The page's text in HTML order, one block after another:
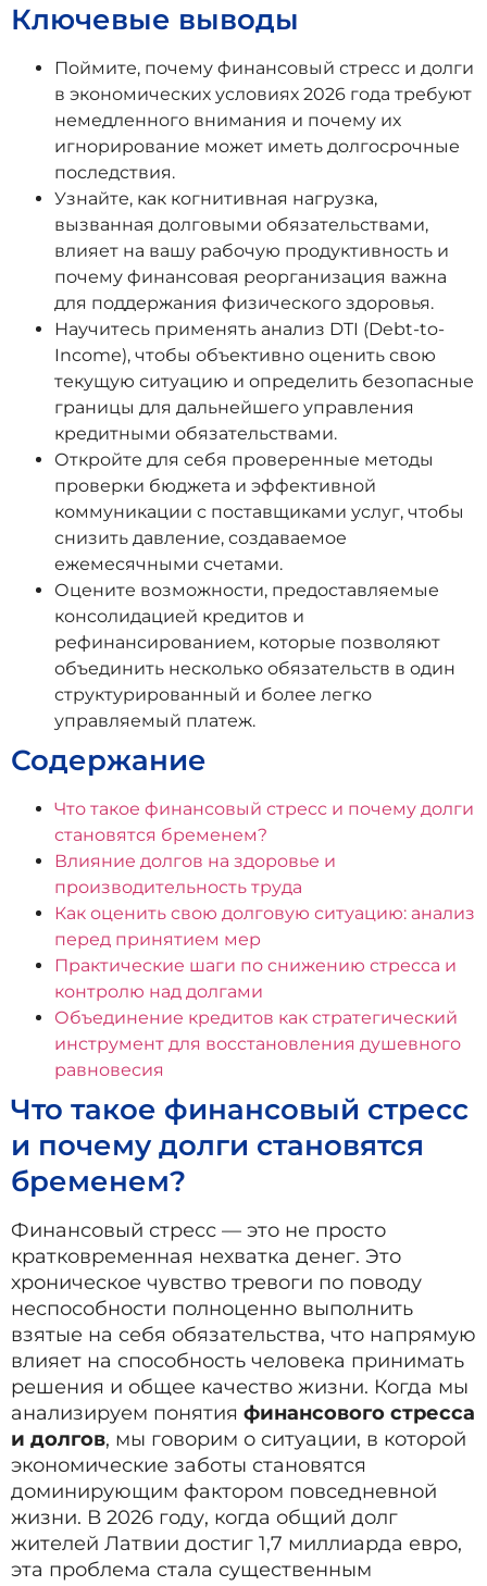
Ключевые выводы
Поймите, почему финансовый стресс и долги
в экономических условиях 2026 года требуют
немедленного внимания и почему их
игнорирование может иметь долгосрочные
последствия.
Узнайте, как когнитивная нагрузка,
вызванная долговыми обязательствами,
влияет на вашу рабочую продуктивность и
почему финансовая реорганизация важна
для поддержания физического здоровья.
Научитесь применять анализ DTI (Debt-to-
Income), чтобы объективно оценить свою
текущую ситуацию и определить безопасные
границы для дальнейшего управления
кредитными обязательствами.
Откройте для себя проверенные методы
проверки бюджета и эффективной
коммуникации с поставщиками услуг, чтобы
снизить давление, создаваемое
ежемесячными счетами.
Оцените возможности, предоставляемые
консолидацией кредитов и
рефинансированием, которые позволяют
объединить несколько обязательств в один
структурированный и более легко
управляемый платеж.
Содержание
Что такое финансовый стресс и почему долги
становятся бременем?
Влияние долгов на здоровье и
производительность труда
Как оценить свою долговую ситуацию: анализ
перед принятием мер
Практические шаги по снижению стресса и
контролю над долгами
Объединение кредитов как стратегический
инструмент для восстановления душевного
равновесия
Что такое финансовый стресс
и почему долги становятся
бременем?
Финансовый стресс — это не просто
кратковременная нехватка денег. Это
хроническое чувство тревоги по поводу
неспособности полноценно выполнить
взятые на себя обязательства, что напрямую
влияет на способность человека принимать
решения и общее качество жизни. Когда мы
анализируем понятия финансового стресса
и долгов, мы говорим о ситуации, в которой
экономические заботы становятся
доминирующим фактором повседневной
жизни. В 2026 году, когда общий долг
жителей Латвии достиг 1,7 миллиарда евро,
эта проблема стала существенным